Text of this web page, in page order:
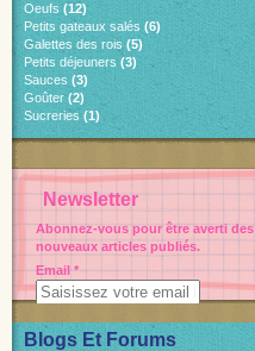
Oeufs (12)
Petits gateaux salés (6)
Galettes des rois (5)
Petits déjeuners (3)
Sauces (3)
Goûter(2)
Sucreries (1)
Newsletter
Abonnez-vous pour être averti des
nouveaux articles publiés.
Email
Blogs Et Forums